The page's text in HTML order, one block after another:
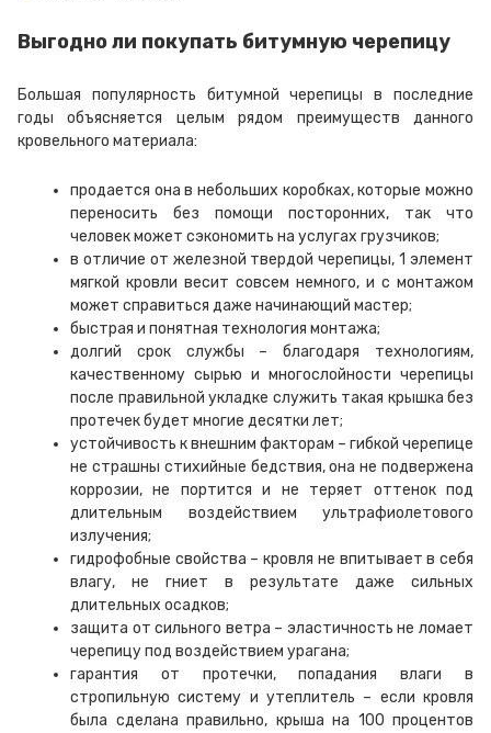
Выгодно ли покупать битумную черепицу
Большая популярность битумной черепицы в последние
годы объясняется целым рядом преимуществ данного
кровельного материала:
продается она в небольших коробках, которые можно
переносить без помощи посторонних, так что
человек может сэкономить на услугах грузчиков;
в отличие от железной твердой черепицы, 1 элемент
мягкой кровли весит совсем немного, и с монтажом
может справиться даже начинающий мастер;
быстрая и понятная технология монтажа;
долгий срок службы – благодаря технологиям,
качественному сырью и многослойности черепицы
после правильной укладке служить такая крышка без
протечек будет многие десятки лет;
устойчивость к внешним факторам – гибкой черепице
не страшны стихийные бедствия, она не подвержена
коррозии, не портится и не теряет оттенок под
длительным воздействием ультрафиолетового
излучения;
гидрофобные свойства – кровля не впитывает в себя
влагу, не гниет в результате даже сильных
длительных осадков;
защита от сильного ветра – эластичность не ломает
черепицу под воздействием урагана;
гарантия от протечки, попадания влаги в
стропильную систему и утеплитель – если кровля
была сделана правильно, крыша на 100 процентов